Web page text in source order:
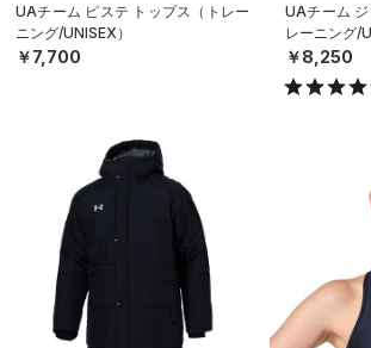
UAチーム ピステ トップス（トレー
ニング/UNISEX）
￥7,700
UAチーム
レーニング/
￥8,250